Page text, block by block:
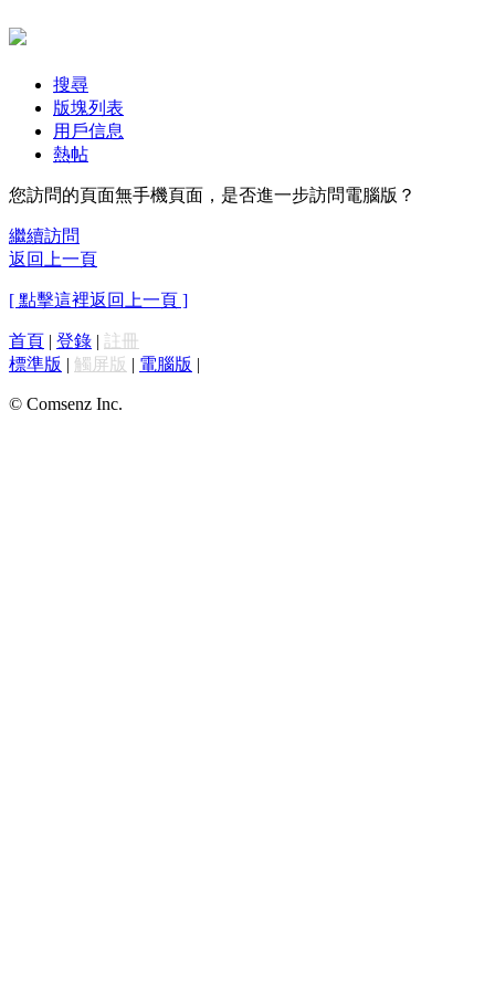
搜尋
版塊列表
用戶信息
熱帖
您訪問的頁面無手機頁面，是否進一步訪問電腦版？
繼續訪問
返回上一頁
[ 點擊這裡返回上一頁 ]
首頁 | 登錄 | 註冊
標準版 | 觸屏版 | 電腦版 |
© Comsenz Inc.